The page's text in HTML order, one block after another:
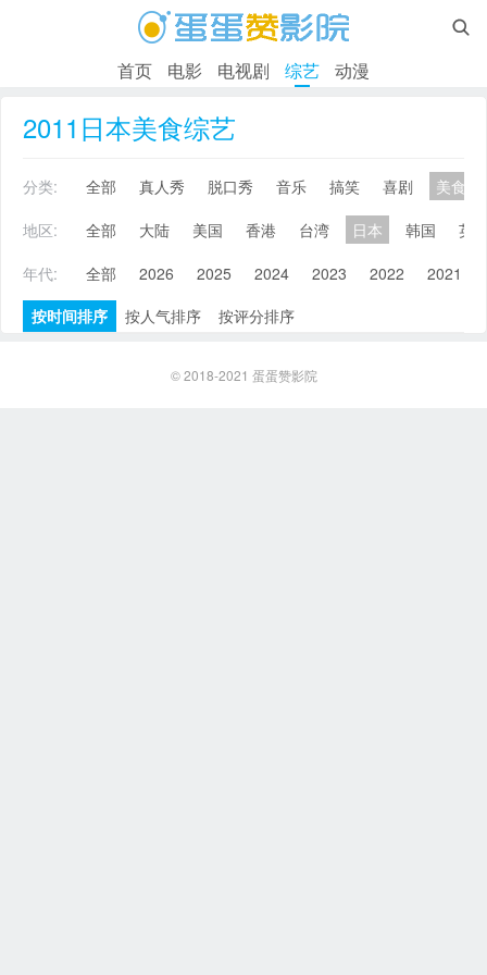

首页 电影 电视剧 综艺 动漫
2011日本美食综艺
分类: 全部 真人秀 脱口秀 音乐 搞笑 喜剧
美食
地区:
全部 大陆 美国 香港 台湾 日本 韩国
英
年代:
全部 2026 2025 2024 2023 2022 2021
按时间排序
按人气排序 按评分排序
© 2018-2021 蛋蛋赞影院